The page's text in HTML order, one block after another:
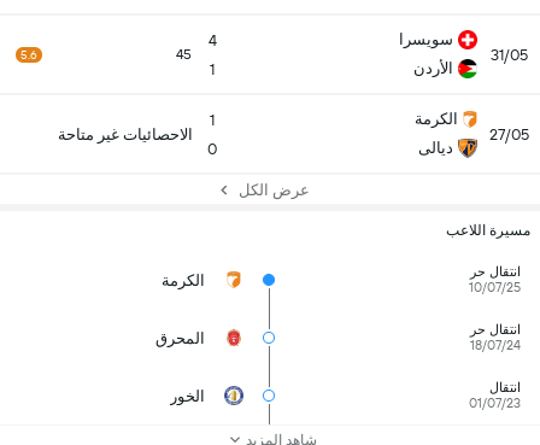
31/05
سويسرا
الأردن
4
1
45
5.6
27/05
الكرمة
ديالى
1
0
الاحصائيات غير متاحة
عرض الكل
مسيرة اللاعب
انتقال حر
10/07/25
الكرمة
انتقال حر
18/07/24
المحرق
انتقال
01/07/23
الخور
شاهد المزيد